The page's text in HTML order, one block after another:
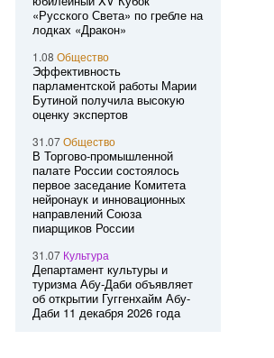
«Русского Света» по гребле на
лодках «Дракон»
1.08 Общество
Эффективность
парламентской работы Марии
Бутиной получила высокую
оценку экспертов
31.07Общество
В Торгово-промышленной
палате России состоялось
первое заседание Комитета
нейронаук и инновационных
направлений Союза
пиарщиков России
31.07 Культура
Департамент культуры и
туризма Абу-Даби объявляет
об открытии Гуггенхайм Абу-
Даби 11 декабря 2026 года